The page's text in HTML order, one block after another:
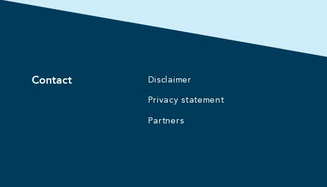
Contact Disclaimer
Privacy statement
Partners